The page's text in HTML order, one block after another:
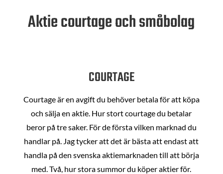
Aktie courtage och småbolag
COURTAGE
Courtage är en avgift du behöver betala för att köpa
och sälja en aktie. Hur stort courtage du betalar
beror på tre saker. För de första vilken marknad du
handlar på. Jag tycker att det är bästa att endast att
handla på den svenska aktiemarknaden till att börja
med. Två, hur stora summor du köper aktier för.